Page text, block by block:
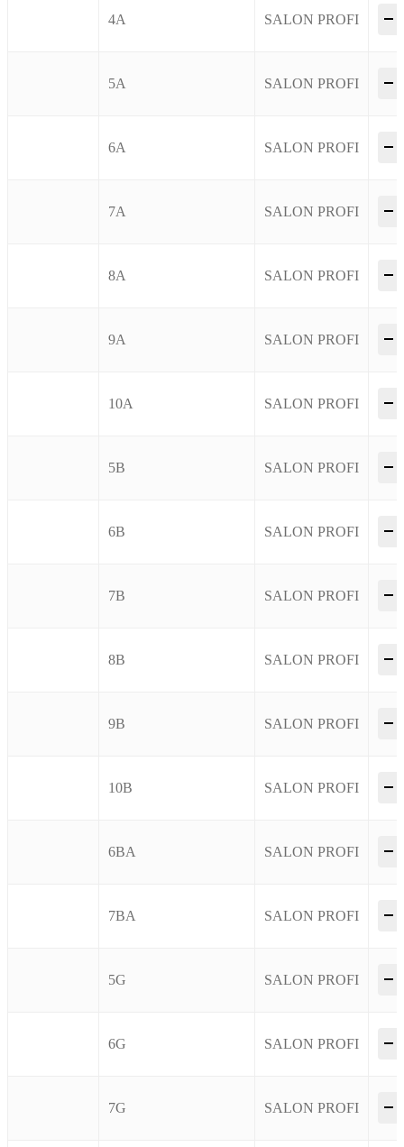
4A SALON PROFI
–
5A SALON PROFI
–
6A SALON PROFI
–
7A SALON PROFI
–
8A SALON PROFI
–
9A SALON PROFI
–
10A SALON PROFI
–
5B SALON PROFI
–
6B SALON PROFI
–
7B SALON PROFI
–
8B SALON PROFI
–
9B SALON PROFI
–
10B SALON PROFI
–
6BA SALON PROFI
–
7BA SALON PROFI
–
5G SALON PROFI
–
6G SALON PROFI
–
7G SALON PROFI
–